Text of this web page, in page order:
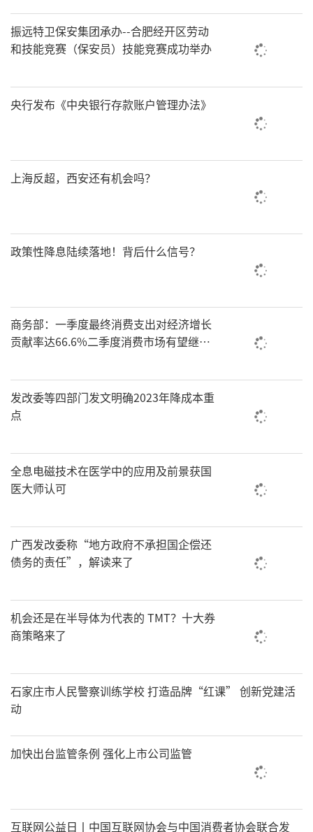
振远特卫保安集团承办--合肥经开区劳动
和技能竞赛（保安员）技能竞赛成功举办
央行发布《中央银行存款账户管理办法》
上海反超，西安还有机会吗？
政策性降息陆续落地！背后什么信号？
商务部：一季度最终消费支出对经济增长
贡献率达66.6%二季度消费市场有望继续
发改委等四部门发文明确2023年降成本重
点
全息电磁技术在医学中的应用及前景获国
医大师认可
广西发改委称“地方政府不承担国企偿还
债务的责任”，解读来了
机会还是在半导体为代表的 TMT？十大券
商策略来了
石家庄市人民警察训练学校 打造品牌“红课” 创新党建活
动
加快出台监管条例 强化上市公司监管
互联网公益日丨中国互联网协会与中国消费者协会联合发